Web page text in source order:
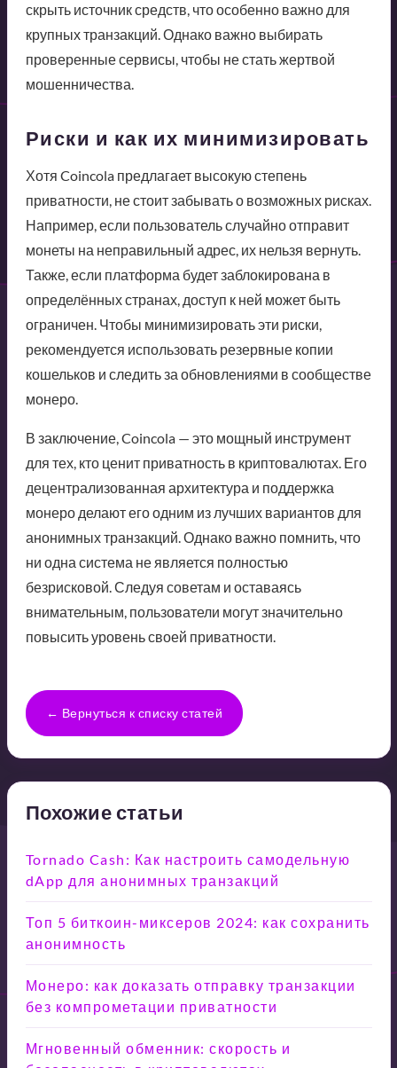
скрыть источник средств, что особенно важно для
крупных транзакций. Однако важно выбирать
проверенные сервисы, чтобы не стать жертвой
мошенничества.
Риски и как их минимизировать
Хотя Coincola предлагает высокую степень
приватности, не стоит забывать о возможных рисках.
Например, если пользователь случайно отправит
монеты на неправильный адрес, их нельзя вернуть.
Также, если платформа будет заблокирована в
определённых странах, доступ к ней может быть
ограничен. Чтобы минимизировать эти риски,
рекомендуется использовать резервные копии
кошельков и следить за обновлениями в сообществе
монеро.
В заключение, Coincola — это мощный инструмент
для тех, кто ценит приватность в криптовалютах. Его
децентрализованная архитектура и поддержка
монеро делают его одним из лучших вариантов для
анонимных транзакций. Однако важно помнить, что
ни одна система не является полностью
безрисковой. Следуя советам и оставаясь
внимательным, пользователи могут значительно
повысить уровень своей приватности.
← Вернуться к списку статей
Похожие статьи
Tornado Cash: Как настроить самодельную
dApp для анонимных транзакций
Топ 5 биткоин-миксеров 2024: как сохранить
анонимность
Монеро: как доказать отправку транзакции
без компрометации приватности
Мгновенный обменник: скорость и